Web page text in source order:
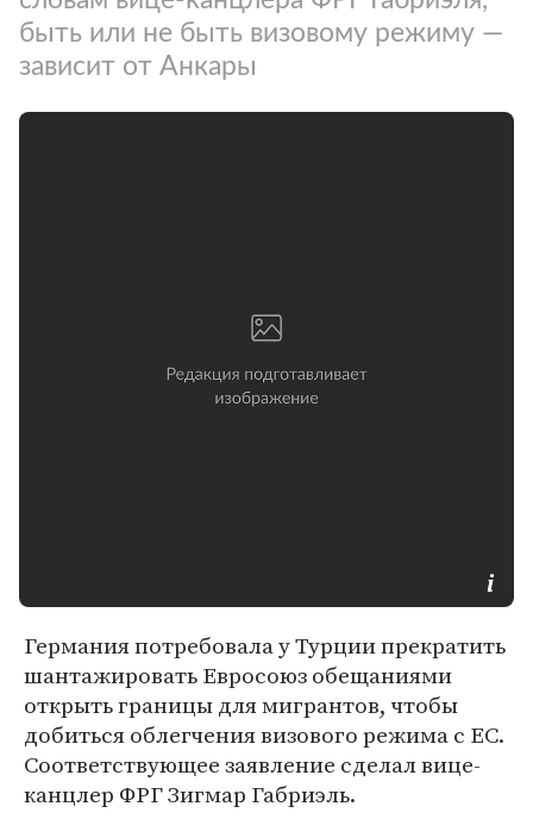
быть или не быть визовому режиму —
зависит от Анкары
Германия потребовала у Турции прекратить
шантажировать Евросоюз обещаниями
открыть границы для мигрантов, чтобы
добиться облегчения визового режима с ЕС.
Соответствующее заявление сделал вице-
канцлер ФРГ Зигмар Габриэль.